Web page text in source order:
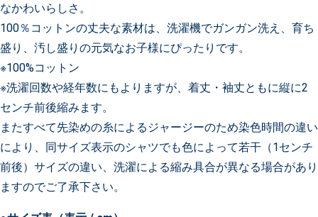
なかわいらしさ。
100％コットンの丈夫な素材は、洗濯機でガンガン洗え、育ち
盛り、汚し盛りの元気なお子様にぴったりです。
※100%コットン
※洗濯回数や経年数にもよりますが、着丈・袖丈ともに縦に2
センチ前後縮みます。
またすべて先染めの糸によるジャージーのため染色時間の違い
により、同サイズ表示のシャツでも色によって若干（1センチ
前後）サイズの違い、洗濯による縮み具合が異なる場合があり
ますのでご了承下さい。